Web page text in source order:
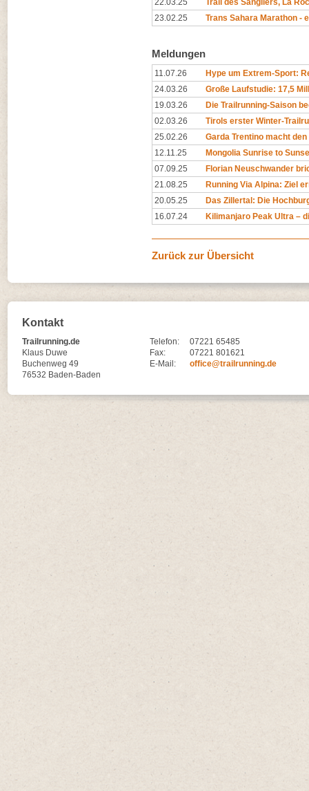
22.03.25
Trail des Sangliers, La
23.02.25
Trans Sahara Marathon -
Meldungen
11.07.26
Hype um Extrem-Sport:
24.03.26
Große Laufstudie: 17,5
19.03.26
Die Trailrunning-Saison
02.03.26
Tirols erster Winter-
25.02.26
Garda Trentino macht
12.11.25
Mongolia Sunrise to
07.09.25
Florian Neuschwander
21.08.25
Running Via Alpina: Ziel
20.05.25
Das Zillertal: Die
16.07.24
Kilimanjaro Peak Ultra –
Zurück zur Übersicht
Kontakt
Trailrunning.de
Klaus Duwe
Buchenweg 49
76532 Baden-Baden
Telefon:
07221 65485
Fax:
07221 801621
E-Mail:
office@trailrunning.de